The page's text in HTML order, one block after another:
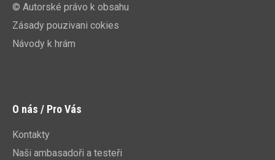
© Autorské právo k obsahu
Zásady pouzivani cokies
Návody k hrám
O nás / Pro Vás
Kontakty
Naši ambasadoři a testeři